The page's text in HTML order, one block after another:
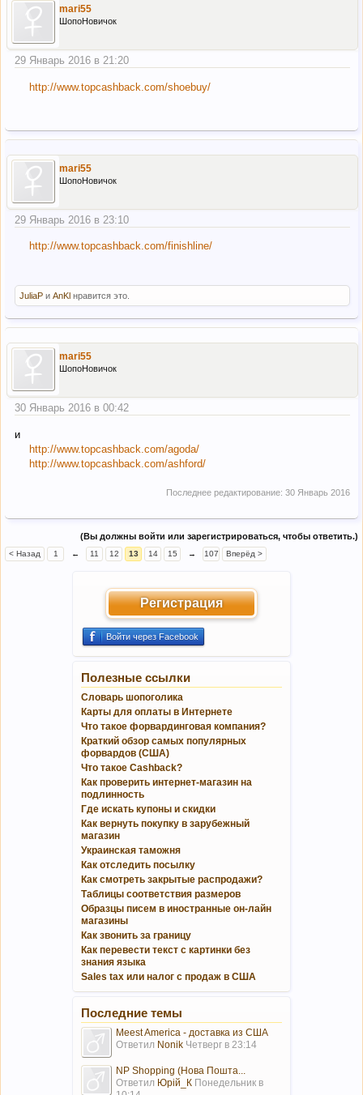
mari55
ШопоНовичок
29 Январь 2016 в 21:20
http://www.topcashback.com/shoebuy/
mari55
ШопоНовичок
29 Январь 2016 в 23:10
http://www.topcashback.com/finishline/
JuliaP и AnKl нравится это.
mari55
ШопоНовичок
30 Январь 2016 в 00:42
и
http://www.topcashback.com/agoda/
http://www.topcashback.com/ashford/
Последнее редактирование: 30 Январь 2016
(Вы должны войти или зарегистрироваться, чтобы ответить.)
< Назад 1 ← 11 12 13 14 15 → 107 Вперёд >
Регистрация
Войти через Facebook
Полезные ссылки
Словарь шопоголика
Карты для оплаты в Интернете
Что такое форвардинговая компания?
Краткий обзор самых популярных
форвардов (США)
Что такое Cashback?
Как проверить интернет-магазин на
подлинность
Где искать купоны и скидки
Как вернуть покупку в зарубежный
магазин
Украинская таможня
Как отследить посылку
Как смотреть закрытые распродажи?
Таблицы соответствия размеров
Образцы писем в иностранные он-лайн
магазины
Как звонить за границу
Как перевести текст с картинки без
знания языка
Sales tax или налог с продаж в США
Последние темы
Meest America - доставка из США
Ответил Nonik Четверг в 23:14
NP Shopping (Нова Пошта...
Ответил Юрій_К Понедельник в